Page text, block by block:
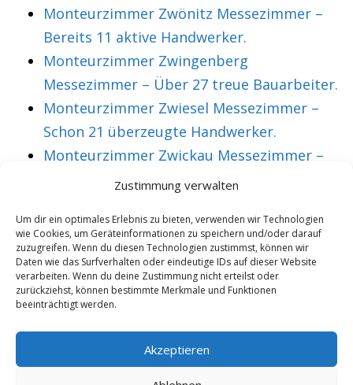
Zustimmung verwalten
Um dir ein optimales Erlebnis zu bieten, verwenden wir Technologien
wie Cookies, um Geräteinformationen zu speichern und/oder darauf
zuzugreifen. Wenn du diesen Technologien zustimmst, können wir
Daten wie das Surfverhalten oder eindeutige IDs auf dieser Website
verarbeiten. Wenn du deine Zustimmung nicht erteilst oder
zurückziehst, können bestimmte Merkmale und Funktionen
beeinträchtigt werden.
Akzeptieren
Monteurzimmer Zwönitz Messezimmer –
Bereits 11 aktive Handwerker.
Monteurzimmer Zwingenberg
Messezimmer – Über 27 treue Bauarbeiter.
Monteurzimmer Zwiesel Messezimmer –
Schon 21 überzeugte Handwerker.
Monteurzimmer Zwickau Messezimmer –
Über 36 treue Montagearbeiter.
VORHERIGER ARTIKEL
Monteurzimmer
Gransee
Messezimmer –
Mittlerweile 43
treue Bauarbeiter.
NÄCHSTER ARTIKEL
Monteurzimmer
Graz Messezimmer
treue Bauarbeiter.